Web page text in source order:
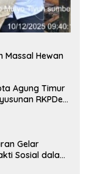
Massal Hewan
Agung Timur
RKPDes
Gelar
Sosial dalam